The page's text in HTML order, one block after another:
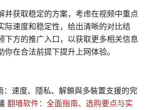
并获取稳定的方案，考虑在视频中重点
际速度和稳定性，给出清晰的对比结
下方的推广入口，以获取更多相关信息
你在合法前提下提升上网体验。
：速度、隱私、解鎖與多裝置支援的完
翻墙软件：全面指南、选购要点与实